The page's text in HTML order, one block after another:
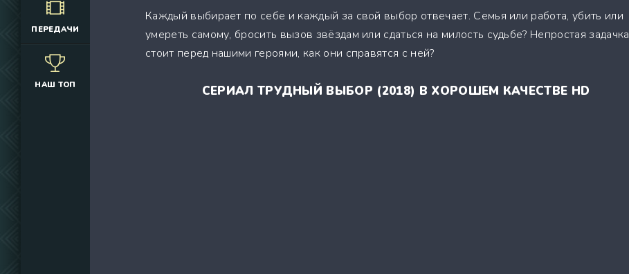
(3222)
(3576)
(576)
(34291)
ПЕРЕДАЧИ
НАШ ТОП
Каждый выбирает по себе и каждый за свой выбор отвечает. Семья или работа, убить или
умереть самому, бросить вызов звёздам или сдаться на милость судьбе? Непростая задачка
стоит перед нашими героями, как они справятся с ней?
СЕРИАЛ ТРУДНЫЙ ВЫБОР (2018) В ХОРОШЕМ КАЧЕСТВЕ HD